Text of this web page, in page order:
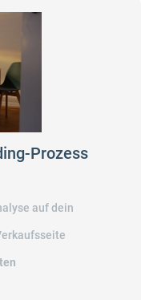
Prozess
auf dein